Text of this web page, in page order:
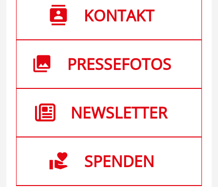
KONTAKT
PRESSEFOTOS
NEWSLETTER
SPENDEN